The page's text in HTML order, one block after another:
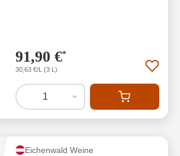
91,90 €*
30,63 €/L (3 L)
1
Eichenwald Weine